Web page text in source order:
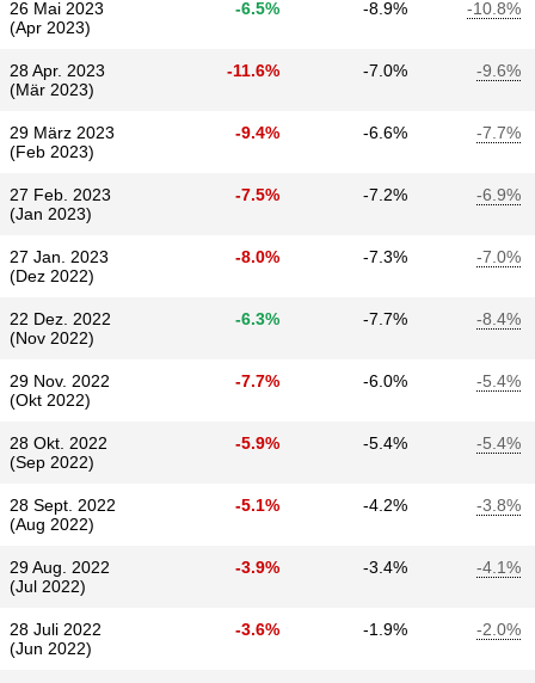
26 Mai 2023
(Apr 2023)
-6.5% -8.9% -10.8%
28 Apr. 2023
(Mär 2023)
-11.6% -7.0% -9.6%
29 März 2023
(Feb 2023)
-9.4% -6.6% -7.7%
27 Feb. 2023
(Jan 2023)
-7.5% -7.2% -6.9%
27 Jan. 2023
(Dez 2022)
-8.0% -7.3% -7.0%
22 Dez. 2022
(Nov 2022)
-6.3% -7.7% -8.4%
29 Nov. 2022
(Okt 2022)
-7.7% -6.0% -5.4%
28 Okt. 2022
(Sep 2022)
-5.9% -5.4% -5.4%
28 Sept. 2022
(Aug 2022)
-5.1% -4.2% -3.8%
29 Aug. 2022
(Jul 2022)
-3.9% -3.4% -4.1%
28 Juli 2022
(Jun 2022)
-3.6% -1.9% -2.0%